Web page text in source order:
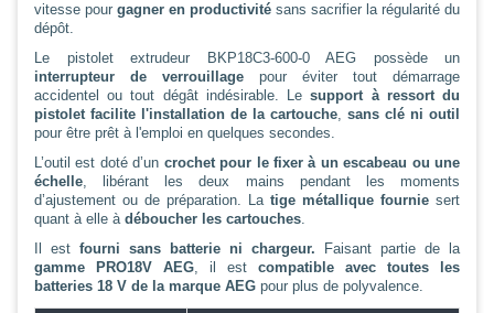
vitesse pour gagner en productivité sans sacrifier la régularité du
dépôt.
Le pistolet extrudeur BKP18C3-600-0 AEG possède un
interrupteur de verrouillage pour éviter tout démarrage
accidentel ou tout dégât indésirable. Le support à ressort du
pistolet facilite l'installation de la cartouche, sans clé ni outil
pour être prêt à l'emploi en quelques secondes.
L’outil est doté d’un crochet pour le fixer à un escabeau ou une
échelle, libérant les deux mains pendant les moments
d’ajustement ou de préparation. Latige métallique fournie sert
quant à elle à déboucher les cartouches.
Il est fourni sans batterie ni chargeur. Faisant partie de la
gamme PRO18V AEG, il est compatible avec toutes les
batteries 18 V de la marque AEG pour plus de polyvalence.